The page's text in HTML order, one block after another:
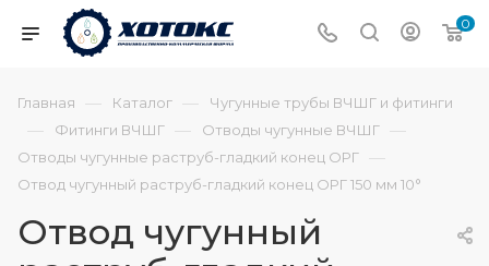
0
Главная — Каталог — Чугунные трубы ВЧШГ и фитинги
— Фитинги ВЧШГ — Отводы чугунные ВЧШГ —
Отводы чугунные раструб-гладкий конец ОРГ —
Отвод чугунный раструб-гладкий конец ОРГ 150 мм 10°
Отвод чугунный